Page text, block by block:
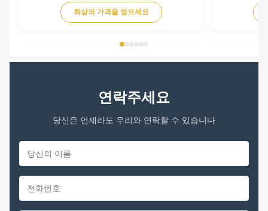
Output Power 78W Pole 6P AMPS 0.83A Speed
900RPM Capacitor 6μF/370V Insulation Class
최상의 가격을 얻으세요
연락주세요
당신은 언제라도 우리와 연락할 수 있습니다